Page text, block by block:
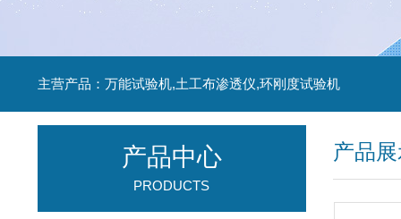
主营产品：万能试验机,土工布渗透仪,环刚度试验机
产品
产品中心
PRODUCTS